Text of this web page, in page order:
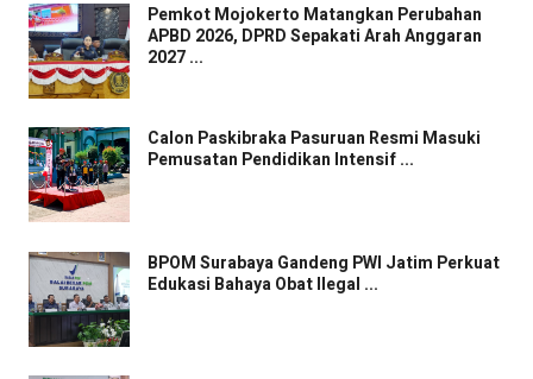
Pemkot Mojokerto Matangkan Perubahan
APBD 2026, DPRD Sepakati Arah Anggaran
2027 ...
Calon Paskibraka Pasuruan Resmi Masuki
Pemusatan Pendidikan Intensif ...
BPOM Surabaya Gandeng PWI Jatim Perkuat
Edukasi Bahaya Obat Ilegal ...